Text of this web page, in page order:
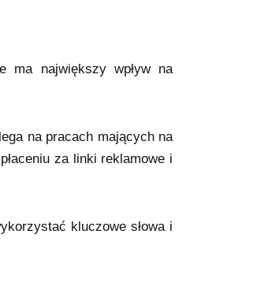
ma największy wpływ na
na pracach mających na
za linki reklamowe i
kluczowe słowa i